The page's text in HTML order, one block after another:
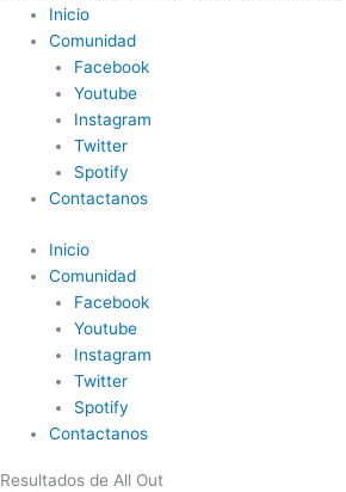
Inicio
Comunidad
Facebook
Youtube
Instagram
Twitter
Spotify
Contactanos
Inicio
Comunidad
Facebook
Youtube
Instagram
Twitter
Spotify
Contactanos
Resultados de All Out